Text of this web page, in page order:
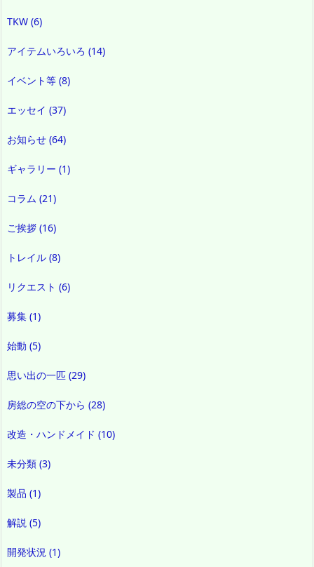
TKW (6)
アイテムいろいろ (14)
イベント等 (8)
エッセイ (37)
お知らせ (64)
ギャラリー (1)
コラム (21)
ご挨拶 (16)
トレイル (8)
リクエスト (6)
募集 (1)
始動 (5)
思い出の一匹 (29)
房総の空の下から (28)
改造・ハンドメイド (10)
未分類 (3)
製品 (1)
解説 (5)
開発状況 (1)